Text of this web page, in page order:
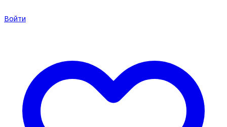
Войти